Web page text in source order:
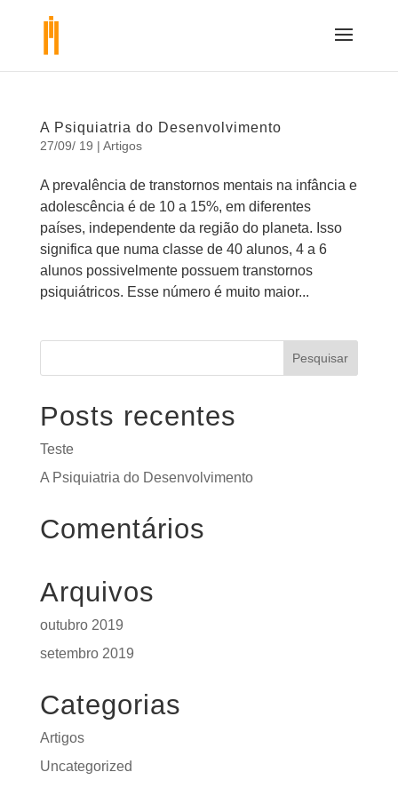
A Psiquiatria do Desenvolvimento
27/09/ 19 | Artigos
A prevalência de transtornos mentais na infância e
adolescência é de 10 a 15%, em diferentes
países, independente da região do planeta. Isso
significa que numa classe de 40 alunos, 4 a 6
alunos possivelmente possuem transtornos
psiquiátricos. Esse número é muito maior...
Posts recentes
Teste
A Psiquiatria do Desenvolvimento
Comentários
Arquivos
outubro 2019
setembro 2019
Categorias
Artigos
Uncategorized